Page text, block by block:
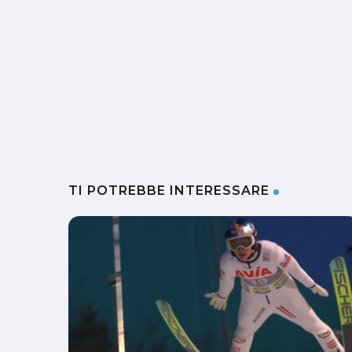
TI POTREBBE INTERESSARE